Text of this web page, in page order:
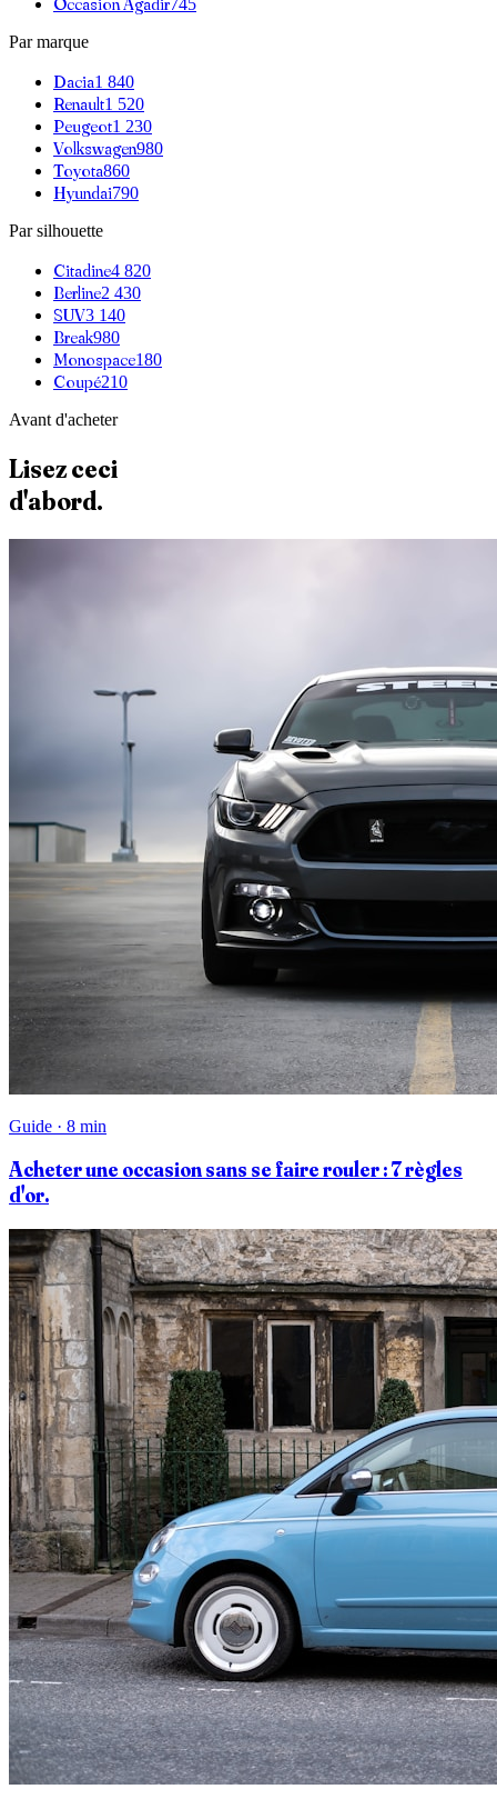
Par marque
Dacia1 840
Renault1 520
Peugeot1 230
Volkswagen980
Toyota860
Hyundai790
Par silhouette
Citadine4 820
Berline2 430
SUV3 140
Break980
Monospace180
Coupé210
Avant d'acheter
Lisez ceci
d'abord.
Guide · 8 min
Acheter une occasion sans se faire rouler : 7 règles
d'or.